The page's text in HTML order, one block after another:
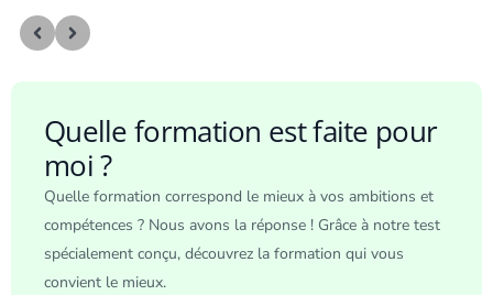
Quelle formation est faite pour
moi ?
Quelle formation correspond le mieux à vos ambitions et
compétences ? Nous avons la réponse ! Grâce à notre test
spécialement conçu, découvrez la formation qui vous
convient le mieux.